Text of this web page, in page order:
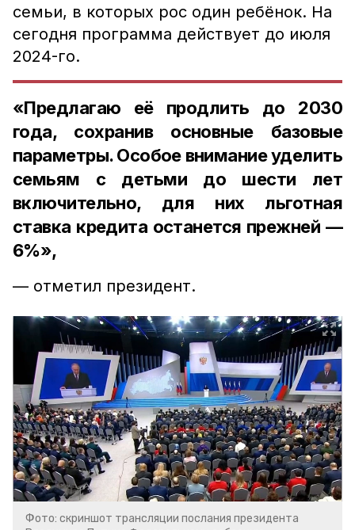
семьи, в которых рос один ребёнок. На
сегодня программа действует до июля
2024-го.
«Предлагаю её продлить до 2030
года, сохранив основные базовые
параметры. Особое внимание уделить
семьям с детьми до шести лет
включительно, для них льготная
ставка кредита останется прежней —
6%»,
— отметил президент.
Фото: скриншот трансляции послания президента